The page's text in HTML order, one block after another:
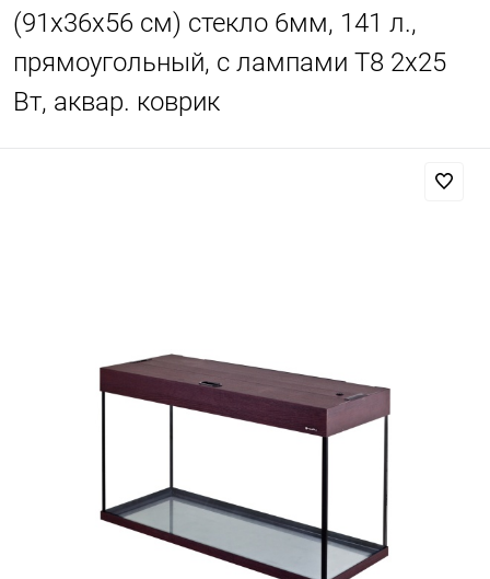
(91х36х56 см) стекло 6мм, 141 л.,
прямоугольный, с лампами Т8 2х25
Вт, аквар. коврик